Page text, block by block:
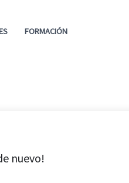
FORMACIÓN
nuevo!